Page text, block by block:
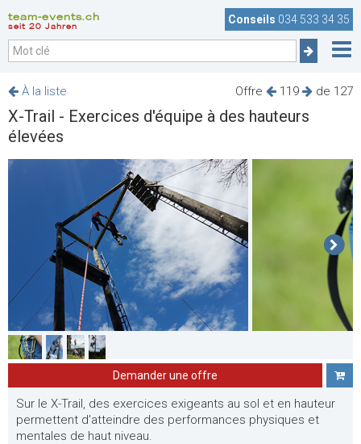
team-events.ch
seit 20 Jahren
Conseils 034 533 34 35
Offre 119 de 127
À la liste
X-Trail - Exercices d'équipe à des hauteurs
élevées
Demander une offre
Sur le X-Trail, des exercices exigeants au sol et en hauteur
permettent d'atteindre des performances physiques et
mentales de haut niveau.